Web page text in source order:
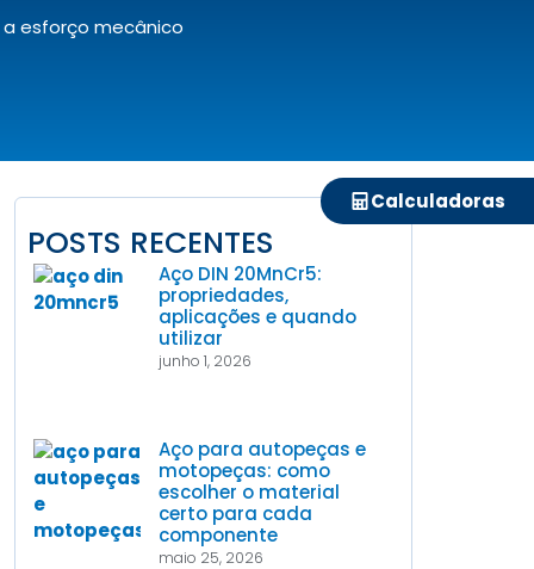
a esforço mecânico
POSTS RECENTES
Aço DIN 20MnCr5:
propriedades,
aplicações e quando
utilizar
junho 1, 2026
Aço para autopeças e
motopeças: como
escolher o material
certo para cada
componente
maio 25, 2026
Calculadoras